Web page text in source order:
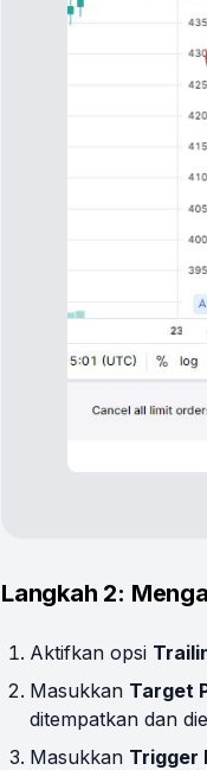
Langkah 2:
Aktifkan opsi
Masukkan Target
ditempatkan dan
Masukkan Trigger